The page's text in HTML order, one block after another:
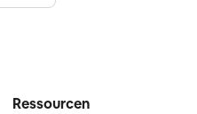
Ressourcen